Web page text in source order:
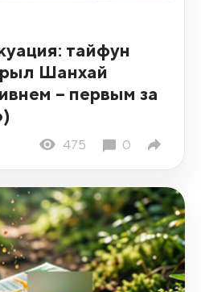
тайфун
Шанхай
– первым за
475 0